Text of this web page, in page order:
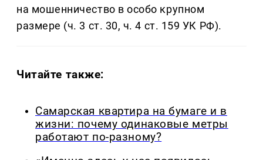
на мошенничество в особо крупном
размере (ч. 3 ст. 30, ч. 4 ст. 159 УК РФ).
Читайте также:
Самарская квартира на бумаге и в
жизни: почему одинаковые метры
работают по-разному?